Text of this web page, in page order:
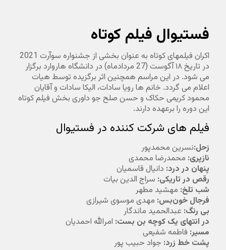
فستیوال فیلم کوتاه
اکران فیلمهای کوتاه به عنوان بخشی از جشنواره سوآرت 2021
در تاریخ ۱۸ آگوست (27 مردادماه) در دانشگاه هاروارد برگزار
می شود. در این مراسم همچنین اثر برگزیده توسط هیات
اعلام می گردد. خانم ها رویا سادات، الیکا سادات و آقایان
محمود کریمی حکاک و حسن صلح جو داوری بخش فیلم کوتاه
این دوره را برعهده دارند.
فیلم های شرکت کننده در فستیوال
زحل:نسرین محمدپور
نازپری: محمدرضا محمدی
پنهان در درد: دانیال قاسمیان
رقص در تاریکی: سراج الدین بیات
شب تلخ: مهشید مطهر
فرجال خون‌بس: مهدی موسوی شیرازی
بی رنگ: عبدالحمید ماندگار
در انتهای یک کوچه بن بست: امرالله احمدیان
مسیر: فاطمه شفیعی
پشت خط زرد: جواد حبیب پور